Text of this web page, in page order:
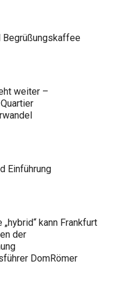
Begrüßungskaffee
weiter –
Einführung
kann Frankfurt
der
DomRömer